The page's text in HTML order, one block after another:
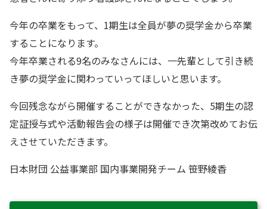
今年の卒業をもって、1期生は全員が夢の奨学金から卒業
することになります。
今年卒業される9名のみなさんには、一先輩として引き続
き夢の奨学金に関わっていってほしいと思います。
今回残念ながら開催することができなかった、5期生の認
定証授与式や活動報告会の様子は開催でき次第改めてお伝
えさせていただきます。
日本財団 公益事業部 国内事業開発チーム 笹野綾香